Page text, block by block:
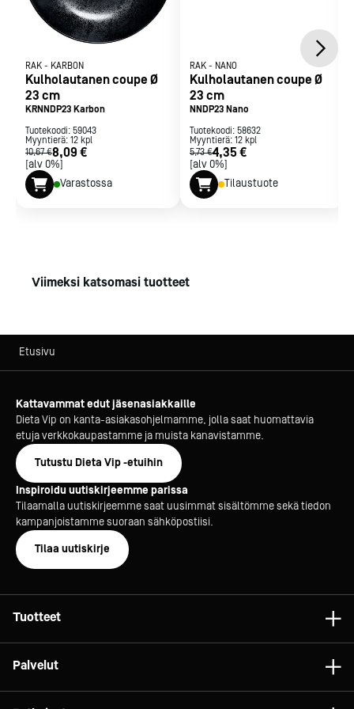
RAK - KARBON
Kulholautanen coupe Ø
23 cm
KRNNDP23 Karbon
Tuotekoodi: 59043
Myyntierä: 12 kpl
10,67 €8,09 €
[alv 0%]
Varastossa
RAK - NANO
Kulholautanen coupe Ø
23 cm
NNDP23 Nano
Tuotekoodi: 58632
Myyntierä: 12 kpl
5,73 €4,35 €
[alv 0%]
Tilaustuote
Viimeksi katsomasi tuotteet
Etusivu
Kattavammat edut jäsenasiakkaille
Dieta Vip on kanta-asiakasohjelmamme, jolla saat huomattavia
etuja verkkokaupastamme ja muista kanavistamme.
Tutustu Dieta Vip -etuihin
Inspiroidu uutiskirjeemme parissa
Tilaamalla uutiskirjeemme saat uusimmat sisältömme sekä tiedon
kampanjoistamme suoraan sähköpostiisi.
Tilaa uutiskirje
Tuotteet
Palvelut
Konsultointi